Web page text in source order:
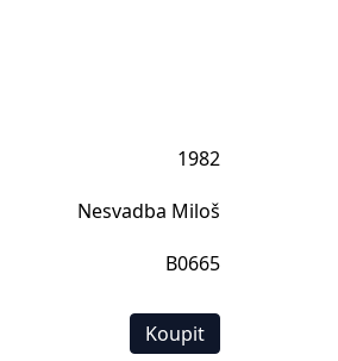
1982
Nesvadba Miloš
B0665
Koupit